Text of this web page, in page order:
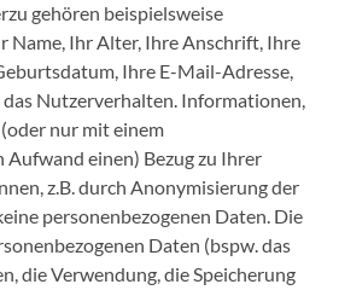
gehören beispielsweise
Name, Ihr Alter, Ihre Anschrift, Ihre
Ihre E-Mail-Adresse,
Nutzerverhalten. Informationen,
nur mit einem
einen) Bezug zu Ihrer
z.B. durch Anonymisierung der
personenbezogenen Daten. Die
Daten (bspw. das
die Verwendung, die Speicherung